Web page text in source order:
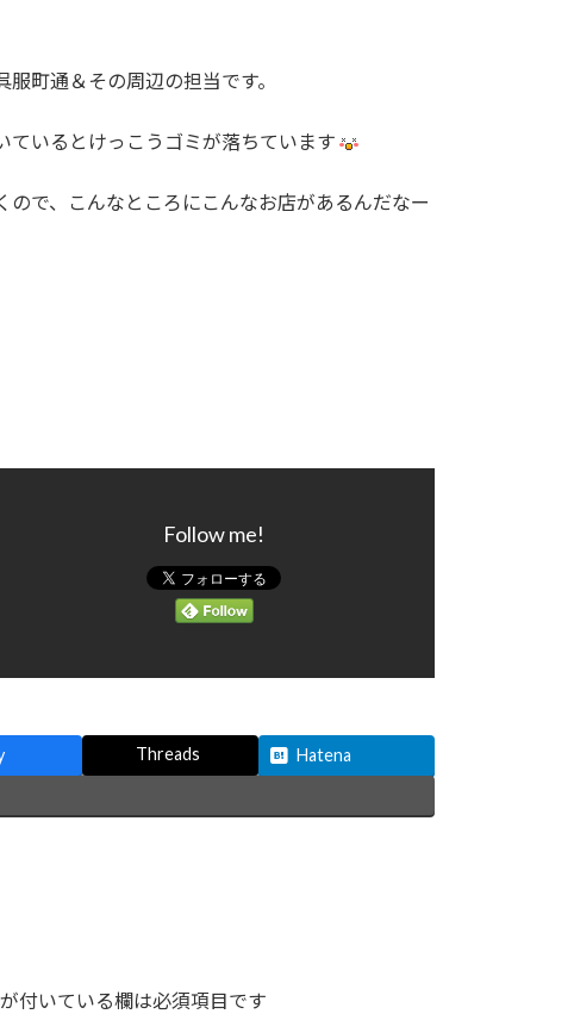
町通＆その周辺の担当です。
ているとけっこうゴミが落ちています
で、こんなところにこんなお店があるんだなー
Follow me!
Threads Hatena
が付いている欄は必須項目です